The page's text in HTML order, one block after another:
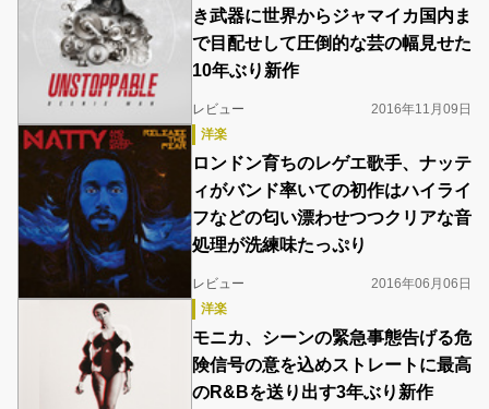
き武器に世界からジャマイカ国内ま
で目配せして圧倒的な芸の幅見せた
10年ぶり新作
レビュー
2016年11月09日
洋楽
ロンドン育ちのレゲエ歌手、ナッテ
ィがバンド率いての初作はハイライ
フなどの匂い漂わせつつクリアな音
処理が洗練味たっぷり
レビュー
2016年06月06日
洋楽
モニカ、シーンの緊急事態告げる危
険信号の意を込めストレートに最高
のR&Bを送り出す3年ぶり新作